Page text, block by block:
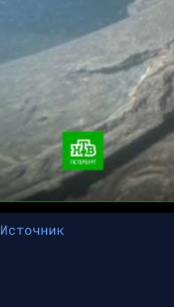
Источник